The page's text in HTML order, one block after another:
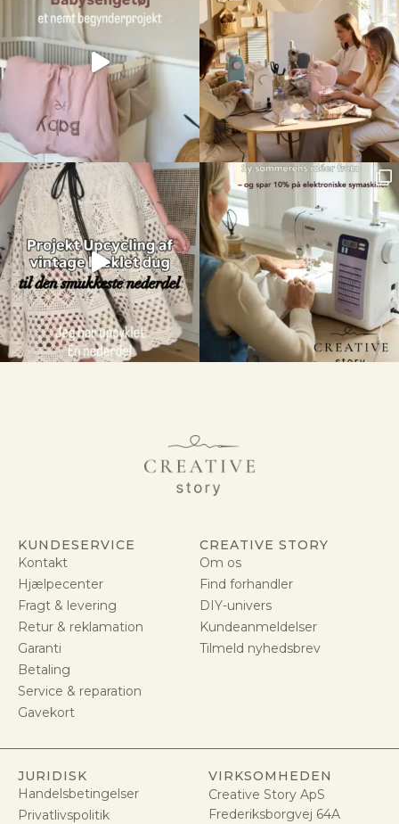
KUNDESERVICE
Kontakt
Hjælpecenter
Fragt & levering
Retur & reklamation
Garanti
Betaling
Service & reparation
Gavekort
CREATIVE STORY
Om os
Find forhandler
DIY-univers
Kundeanmeldelser
Tilmeld nyhedsbrev
JURIDISK
Handelsbetingelser
Privatlivspolitik
VIRKSOMHEDEN
Creative Story ApS
Frederiksborgvej 64A